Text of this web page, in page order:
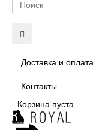
Доставка и оплата
Контакты
- Корзина пуста